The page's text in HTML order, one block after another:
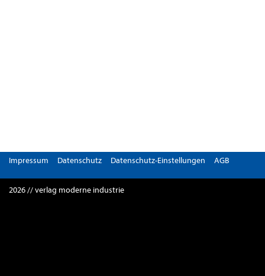
Impressum Datenschutz Datenschutz-Einstellungen AGB
2026 // verlag moderne industrie